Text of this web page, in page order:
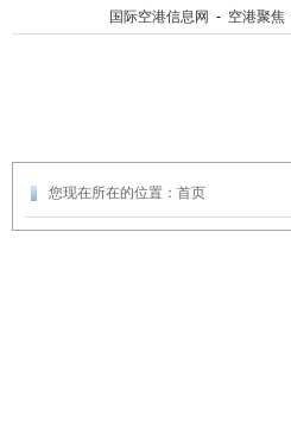
国际空港信息网 - 空港聚焦
您现在所在的位置： 首页